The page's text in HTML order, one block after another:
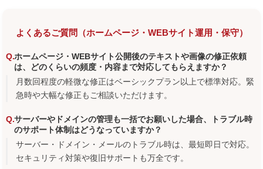
よくあるご質問（ホームページ・WEBサイト運用・保守）
ホームページ・WEBサイト公開後のテキストや画像の修正依頼
は、どのくらいの頻度・内容まで対応してもらえますか？
月数回程度の軽微な修正はベーシックプラン以上で標準対応。緊
急時や大幅な修正もご相談いただけます。
サーバーやドメインの管理も一括でお願いした場合、トラブル時
のサポート体制はどうなっていますか？
サーバー・ドメイン・メールのトラブル時は、最短即日で対応。
セキュリティ対策や復旧サポートも万全です。